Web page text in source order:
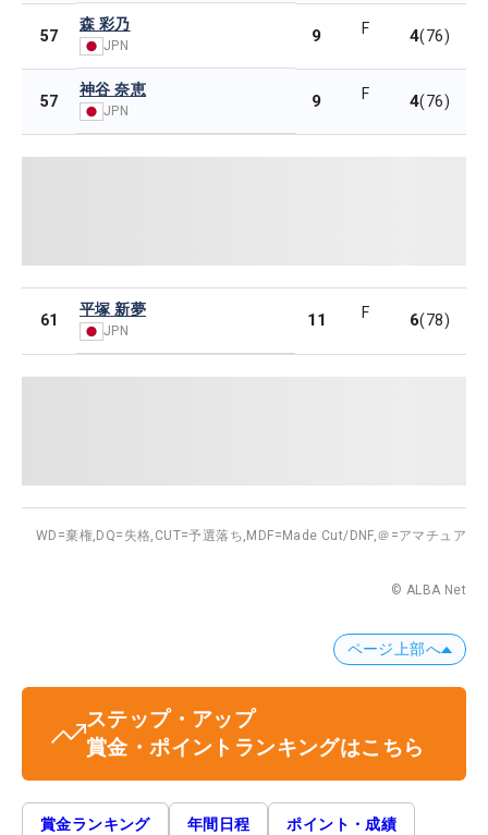
57
森 彩乃
JPN 9 F 4(76)
57
神谷 奈恵
JPN 9 F 4(76)
61
平塚 新夢
JPN
11 F 6(78)
WD=棄権, DQ=失格, CUT=予選落ち, MDF=Made Cut/DNF,＠=アマチュア
© ALBA Net
ページ上部へ
ステップ・アップ
賞金・ポイントランキングはこちら
賞金ランキング 年間日程 ポイント・成績